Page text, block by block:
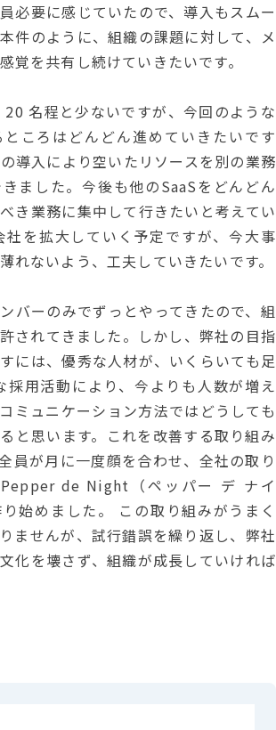
必要に感じていたので、導入もスムー
件のように、組織の課題に対して、メ
覚を共有し続けていきたいです。
名程と少ないですが、今回のような
ころはどんどん進めていきたいです
導入により空いたリソースを別の業務
ました。今後も他のSaaSをどんどん
き業務に集中して行きたいと考えてい
社を拡大していく予定ですが、今大事
れないよう、工夫していきたいです。
バーのみでずっとやってきたので、組
されてきました。しかし、弊社の目指
には、優秀な人材が、いくらいても足
採用活動により、今よりも人数が増え
ミュニケーション方法ではどうしても
と思います。これを改善する取り組み
員が月に一度顔を合わせ、全社の取り
de Night（ペッパー デ ナイ
始めました。 この取り組みがうまく
ませんが、試行錯誤を繰り返し、弊社
化を壊さず、組織が成長していければ